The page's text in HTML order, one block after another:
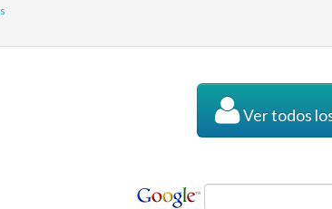
Ver todos